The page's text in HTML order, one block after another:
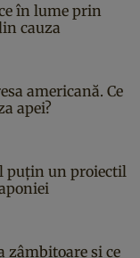
în lume prin
cauza
americană. Ce
apei?
puțin un proiectil
zâmbitoare și ce